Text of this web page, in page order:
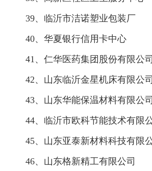
39、临沂市洁诺塑业包装厂
40、华夏银行信用卡中心
41、仁华医药集团股份有限公司
42、山东临沂金星机床有限公司
43、山东华能保温材料有限公司
44、临沂市欧科节能技术有限
45、山东亚泰新材料科技有限
46、山东格新精工有限公司